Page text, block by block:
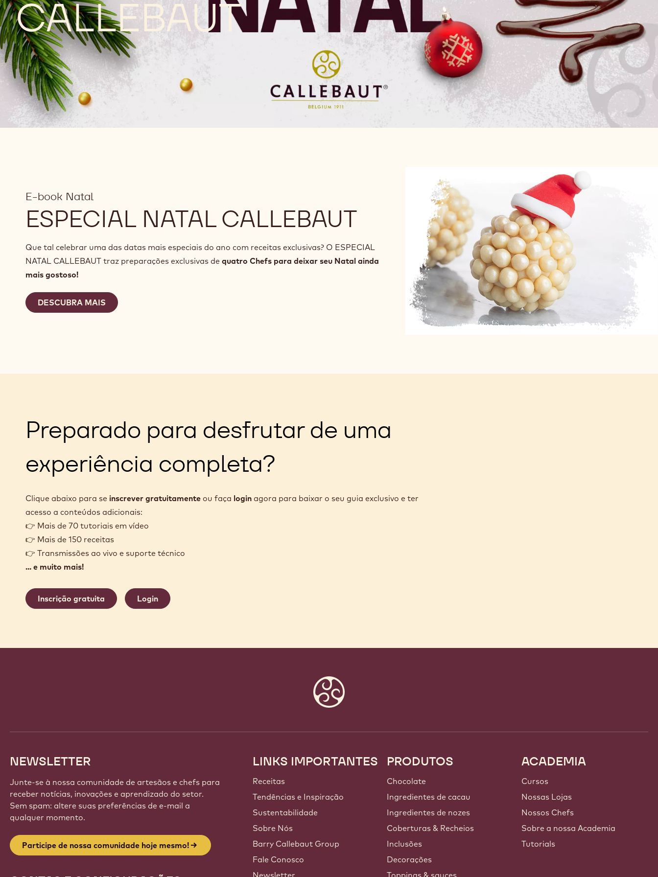
CALLEBAUT
E-book Natal
ESPECIAL NATAL CALLEBAUT
Que tal celebrar uma das datas mais especiais do ano com receitas exclusivas? O ESPECIAL
NATAL CALLEBAUT traz preparações exclusivas de quatro Chefs para deixar seu Natal ainda
mais gostoso!
DESCUBRA MAIS
Preparado para desfrutar de uma
experiência completa?
Clique abaixo para se inscrever gratuitamente ou faça login agora para baixar o seu guia exclusivo e ter
acesso a conteúdos adicionais:
👉 Mais de 70 tutoriais em vídeo
👉 Mais de 150 receitas
👉 Transmissões ao vivo e suporte técnico
... e muito mais!
Inscrição gratuita Login
NEWSLETTER
Junte-se à nossa comunidade de artesãos e chefs para
receber notícias, inovações e aprendizado do setor.
Sem spam: altere suas preferências de e-mail a
qualquer momento.
Participe de nossa comunidade hoje mesmo!
Footer
Callebaut
LINKS IMPORTANTES
Receitas
Tendências e Inspiração
Sustentabilidade
Sobre Nós
Barry Callebaut Group
Fale Conosco
PRODUTOS
Chocolate
Ingredientes de cacau
Ingredientes de nozes
Coberturas & Recheios
Inclusões
Decorações
ACADEMIA
Cursos
Nossas Lojas
Nossos Chefs
Sobre a nossa Academia
Tutorials